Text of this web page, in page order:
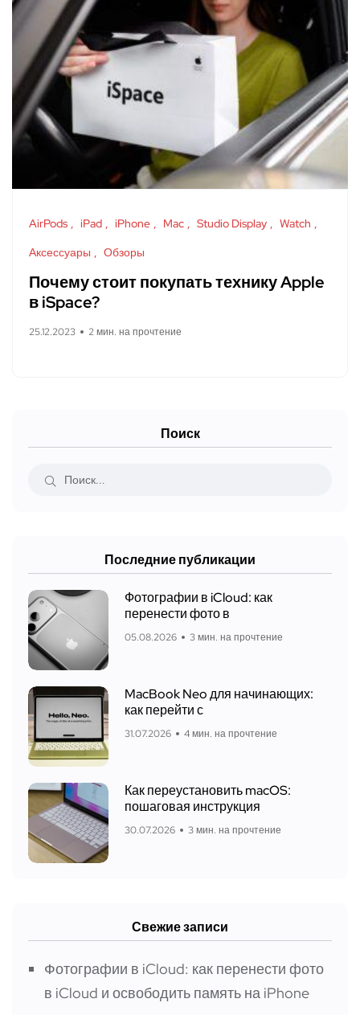
AirPods iPad iPhone Mac Studio Display
Watch
Аксессуары
Обзоры
Почему стоит покупать технику Apple
в iSpace?
25.12.2023 2 мин. на прочтение
Поиск
Последние публикации
Фотографии в iCloud: как
перенести фото в
05.08.2026 3 мин. на прочтение
MacBook Neo для начинающих:
как перейти с
31.07.2026 4 мин. на прочтение
Как переустановить macOS:
пошаговая инструкция
30.07.2026 3 мин. на прочтение
Свежие записи
Фотографии в iCloud: как перенести фото
в iCloud и освободить память на iPhone